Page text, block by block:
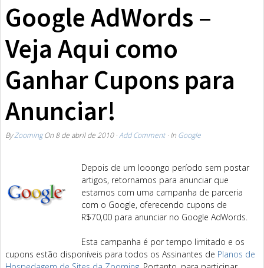
Google AdWords –
Veja Aqui como
Ganhar Cupons para
Anunciar!
ByZoomingOn 8 de abril de 2010· Add Comment· In Google
Depois de um looongo período sem postar
artigos, retornamos para anunciar que
estamos com uma campanha de parceria
com o Google, oferecendo cupons de
R$70,00 para anunciar no Google AdWords.
Esta campanha é por tempo limitado e os
cupons estão disponíveis para todos os Assinantes de Planos de